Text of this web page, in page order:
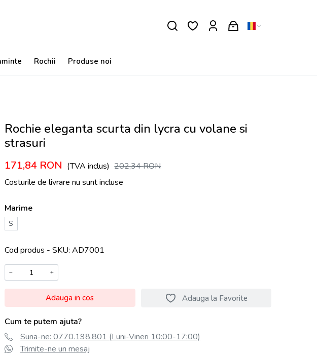
Rochii Produse noi
Rochie eleganta scurta din lycra cu volane si
strasuri
171,84 RON (TVA inclus) 202,34RON
Costurile de livrare nu sunt incluse
Marime
S
Cod produs - SKU AD7001
− +
Adauga in cos Adauga la Favorite
Cum te putem ajuta?
Suna-ne: 0770.198.801 (Luni-Vineri 10:00-17:00)
Trimite-ne un mesaj